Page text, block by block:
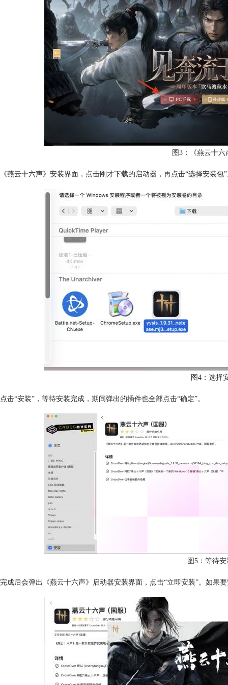
图3：《燕云十六
燕云十六声》安装界面，点击刚才下载的启动器，再点击“选择安装包
图4：选择
击“安装”，等待安装完成，期间弹出的插件也全部点击“确定”。
图5：等待
成后会弹出《燕云十六声》启动器安装界面，点击“立即安装”。如果